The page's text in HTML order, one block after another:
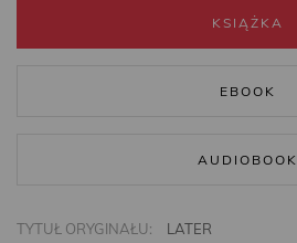
KSIĄŻKA
EBOOK
AUDIOBOOK
TYTUŁ ORYGINAŁU:
LATER